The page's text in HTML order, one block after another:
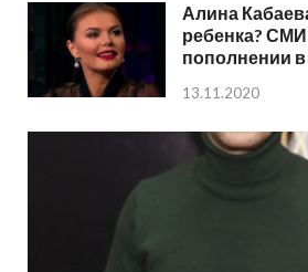
Алина
ребенка? СМИ
пополнении
13.11.2020